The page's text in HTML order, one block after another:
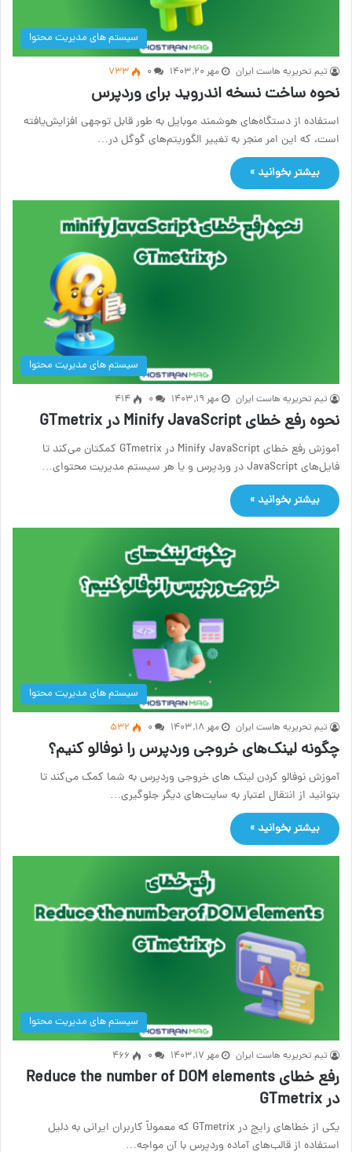
سیستم های مدیریت محتوا
تیم تحریریه هاست ایران مهر ۲۰, ۱۴۰۳ ۰ 733
نحوه ساخت نسخه اندروید برای وردپرس
استفاده از دستگاه‌های هوشمند موبایل به طور قابل توجهی افزایش‌یافته
است، که این امر منجر به تغییر الگوریتم‌های گوگل در…
بیشتر بخوانید »
سیستم های مدیریت محتوا
تیم تحریریه هاست ایران مهر ۱۹, ۱۴۰۳ ۰ 414
نحوه رفع خطای Minify JavaScript در GTmetrix
آموزش رفع خطای Minify JavaScript در GTmetrix کمکتان می‌کند تا
فایل‌های JavaScript در وردپرس و یا هر سیستم مدیریت محتوای…
بیشتر بخوانید »
سیستم های مدیریت محتوا
تیم تحریریه هاست ایران مهر ۱۸, ۱۴۰۳ ۰ 532
چگونه لینک‌های خروجی وردپرس را نوفالو کنیم؟
آموزش نوفالو کردن لینک های خروجی وردپرس به شما کمک می‌کند تا
بتوانید از انتقال اعتبار به سایت‌های دیگر جلوگیری…
بیشتر بخوانید »
سیستم های مدیریت محتوا
تیم تحریریه هاست ایران مهر ۱۷, ۱۴۰۳ ۰ 466
رفع خطای Reduce the number of DOM elements
در GTmetrix
یکی از خطاهای رایج در GTmetrix که معمولاً کاربران ایرانی به دلیل
استفاده از قالب‌های آماده وردپرس با آن مواجه…